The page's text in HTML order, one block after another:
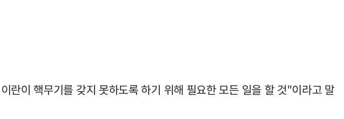
이 핵무기를 갖지 못하도록 하기 위해 필요한 모든 일을 할 것"이라고 말